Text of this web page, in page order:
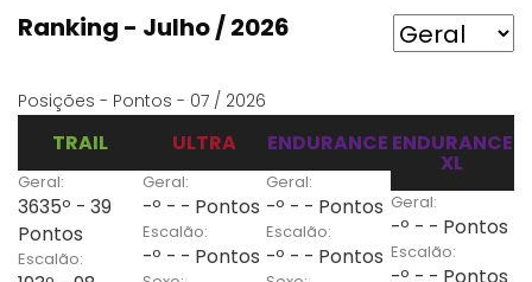
Ranking - Julho / 2026
Posições - Pontos - 07 / 2026
TRAIL
Geral:
3635º - 39
Pontos
Escalão:
ULTRA
Geral:
-º - - Pontos
Escalão:
-º - - Pontos
ENDURANCE
Geral:
-º - - Pontos
Escalão:
-º - - Pontos
ENDURANCE
XL
Geral:
-º - - Pontos
Escalão:
-º - - Pontos